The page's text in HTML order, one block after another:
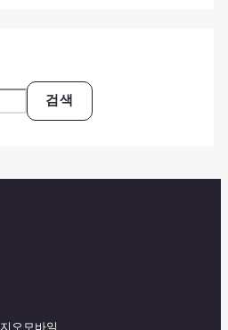
검색
지오모바일